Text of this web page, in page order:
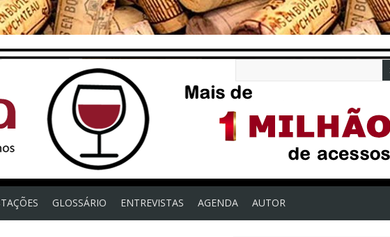
GLOSSÁRIO ENTREVISTAS AGENDA AUTOR